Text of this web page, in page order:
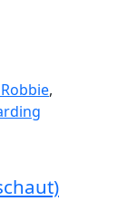
,